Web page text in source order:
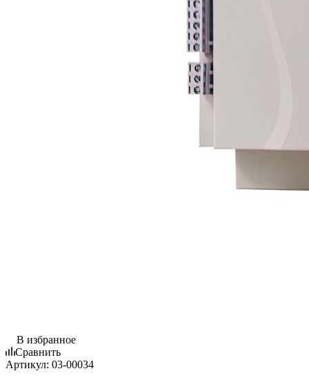
В избранное
Сравнить
Артикул: 03-00034